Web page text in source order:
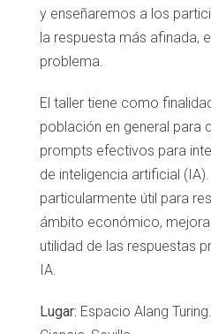
y enseñaremos a los
la respuesta más afinada,
problema.
El taller tiene como
población en general para
prompts efectivos para
de inteligencia artificial
particularmente útil para
ámbito económico,
utilidad de las respuestas
IA.
Lugar: Espacio Alang